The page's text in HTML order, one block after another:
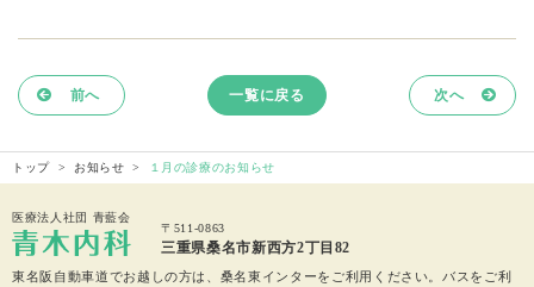
前へ 一覧に戻る 次へ
トップ お知らせ １月の診療のお知らせ
医療法人社団 青藍会
〒511-0863
三重県桑名市新西方2丁目82
東名阪自動車道でお越しの方は、桑名東インターをご利用ください。 バスをご利